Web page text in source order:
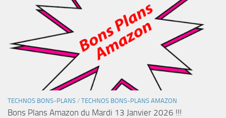
TECHNOS BONS-PLANS / TECHNOS BONS-PLANS AMAZON
Bons Plans Amazon du Mardi 13 Janvier 2026 !!!